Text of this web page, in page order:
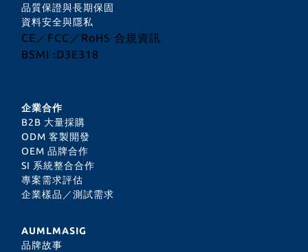
品質保證與長期保固
資料安全與隱私
CE／FCC／RoHS 合規資訊
BSMI :D3E318
企業合作
B2B 大量採購
ODM 客製開發
OEM 品牌合作
SI 系統整合合作
專案需求評估
企業樣品／測試需求
AUMLMASIG
品牌故事